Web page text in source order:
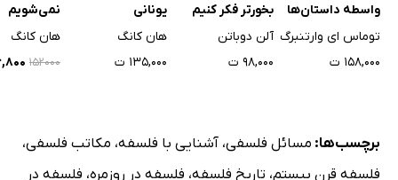
واسطه داستان‌ها
توماس ای وارتنبرگ
۱۵۸,۰۰۰ ت
بخورتر فکر کنیم
آلن دوباتن
۹۸,۰۰۰ ت
یونانی
هان کانگ
۱۳۵,۰۰۰ ت
نمی‌شویم
هان کانگ
۱۵۲۰۰۰
برچسب‌ها: مسائل فلسفی، آشنایی با فلسفه، مکاتب فلسفی،
فلسفه قرن بیستم، تاریخ فلسفه، فلسفه در روزمره، فلسفه در